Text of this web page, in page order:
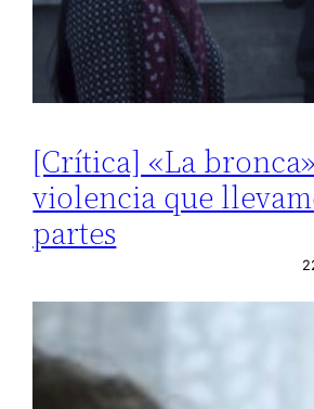
[Crítica] «La
violencia que
partes